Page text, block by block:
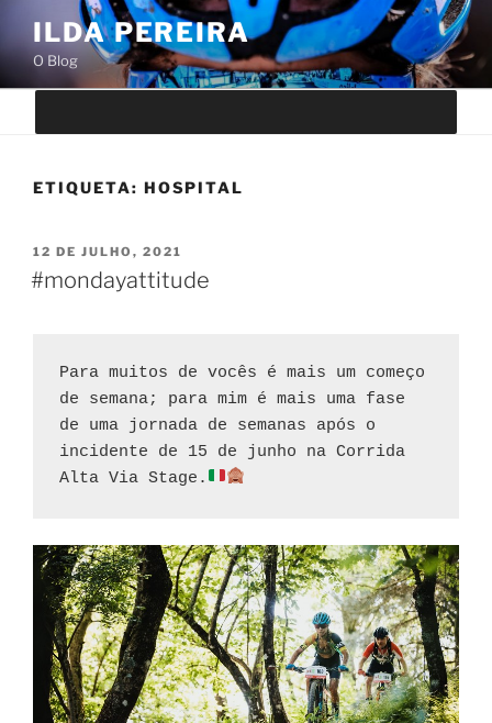
o
conteúdo
ILDA PEREIRA
O Blog
ETIQUETA: HOSPITAL
PUBLICADO
EM
12 DE JULHO, 2021
#mondayattitude
Para muitos de vocês é mais um começo
de semana; para mim é mais uma fase
de uma jornada de semanas após o
incidente de 15 de junho na Corrida
Alta Via Stage.